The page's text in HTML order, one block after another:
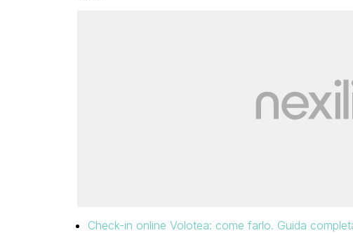
Check-in online Volotea: come farlo. Guida